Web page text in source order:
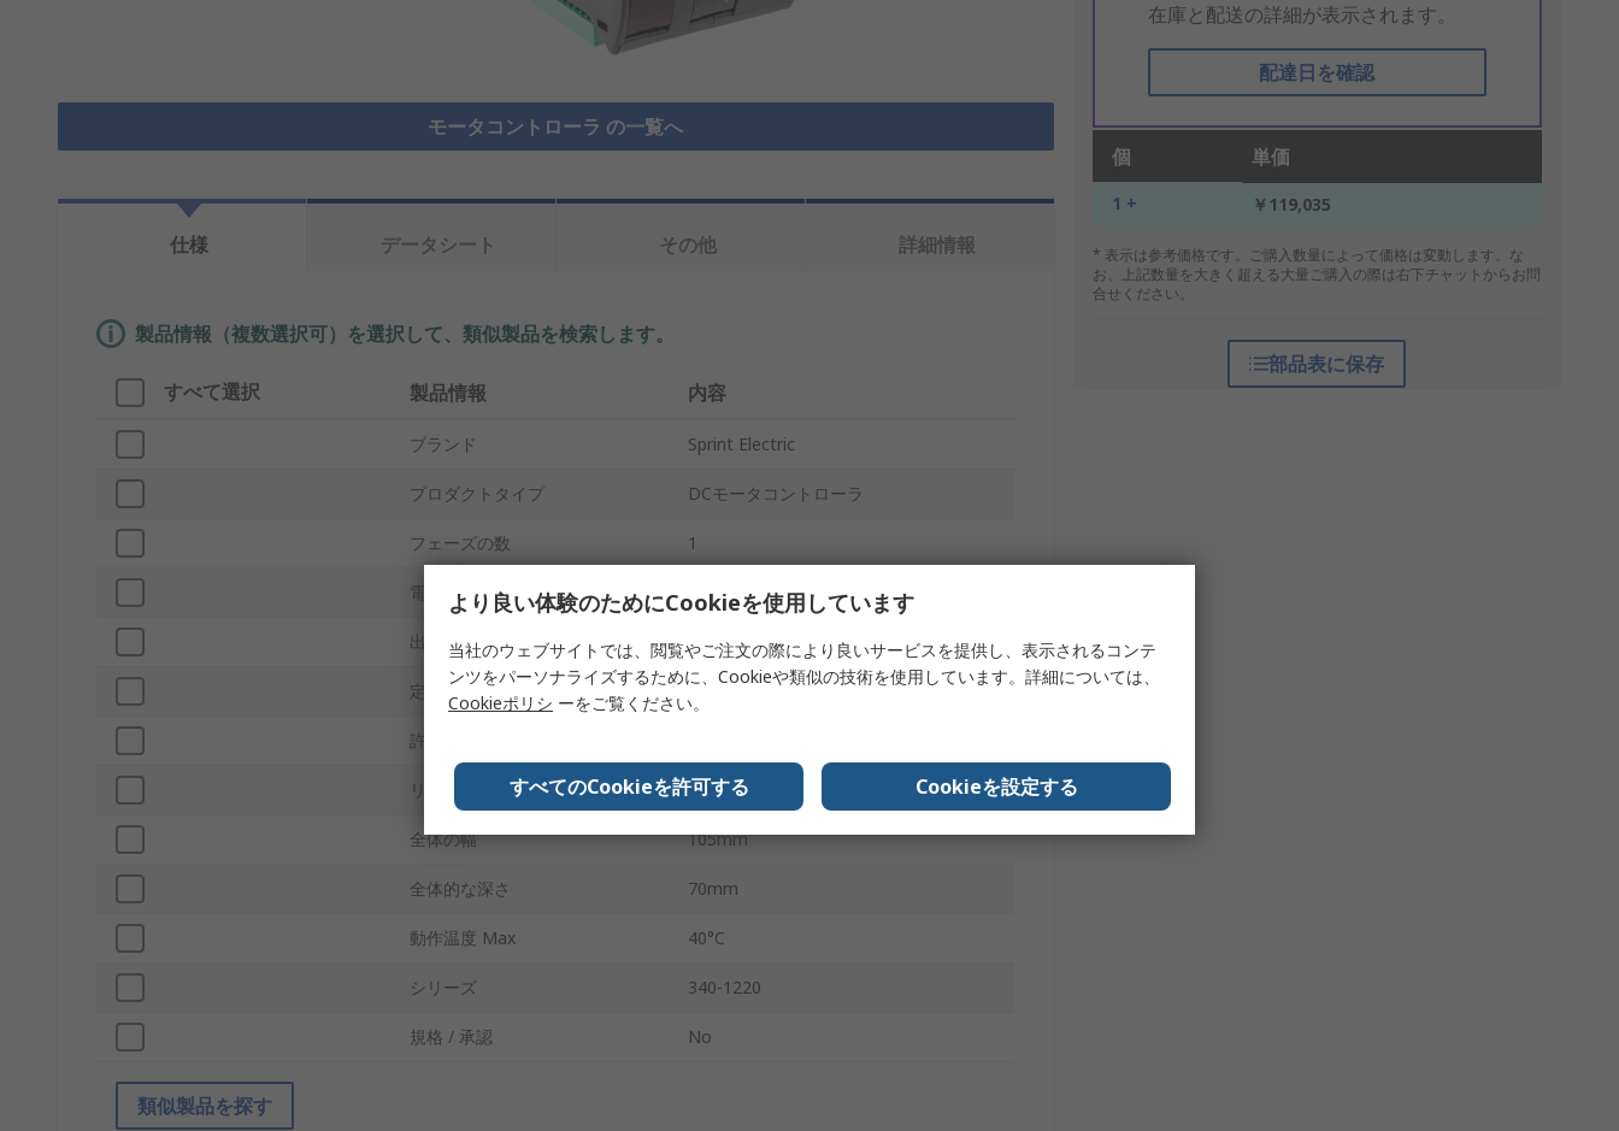
モータコントローラ の一覧へ
在庫と配送の詳細が表示されます。
配達日を確認
個 単価
1 + ￥119,035
* 表示は参考価格です。ご購入数量によって価格は変動します。な
お、上記数量を大きく超える大量ご購入の際は右下チャットからお問
合せください。
部品表に保存
仕様 データシート その他 詳細情報
製品情報（複数選択可）を選択して、類似製品を検索します。
すべて選択 製品情報 内容
ブランド Sprint Electric
プロダクトタイプ DCモータコントローラ
フェーズの数 1
電源電圧 110, 230V ac
出力電圧 180V dc
定格電流 6.8A
許容入力
リード間隔 120mm
全体の幅 105mm
全体的な深さ 70mm
動作温度 Max 40°C
シリーズ 340-1220
規格 / 承認 No
類似製品を探す
より良い体験のためにCookieを使用しています
当社のウェブサイトでは、閲覧やご注文の際により良いサービスを提供し、表示されるコンテ
ンツをパーソナライズするために、Cookieや類似の技術を使用しています。詳細については、
Cookieポリシ ーをご覧ください。
すべてのCookieを許可する Cookieを設定する